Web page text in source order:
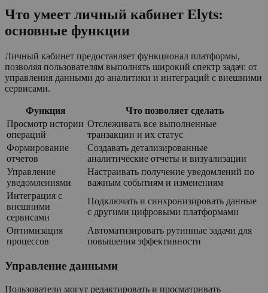
Что умеет личный кабинет Elyts:
основные функции
Личный кабинет предоставляет функционал платформы,
позволяя пользователям выполнять широкий спектр задач: от
управления данными до аналитики и интеграций с внешними
сервисами.
Функция
Что позволяет сделать
Просмотр истории
операций
Отслеживать все выполненные
транзакции и их статус
Формирование
отчетов
Создавать детализированные
аналитические отчеты и визуализации
Управление
уведомлениями
Настраивать получение уведомлений по
важным событиям и изменениям
Интеграция с
внешними
сервисами
Подключать и синхронизировать данные
с другими цифровыми платформами
Оптимизация
процессов
Автоматизировать рутинные задачи для
повышения эффективности
Управление данными
Пользователи могут редактировать и просматривать